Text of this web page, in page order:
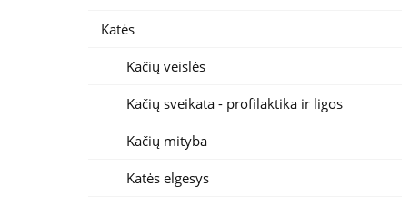
Katės
Kačių veislės
Kačių sveikata - profilaktika ir ligos
Kačių mityba
Katės elgesys